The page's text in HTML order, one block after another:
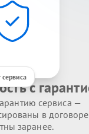
сервиса
с
сервиса —
в договоре
заранее.